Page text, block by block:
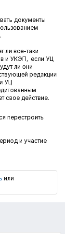
документы
ли все-таки
и УКЭП, если УЦ
ли они
редакции
УЦ
свое действие.
перестроить
и участие
или